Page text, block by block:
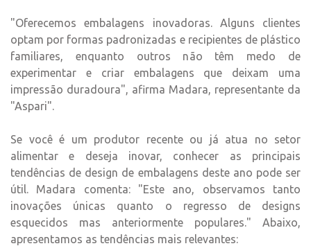
"Oferecemos embalagens inovadoras. Alguns clientes
optam por formas padronizadas e recipientes de plástico
familiares, enquanto outros não têm medo de
experimentar e criar embalagens que deixam uma
impressão duradoura", afirma Madara, representante da
"Aspari".
Se você é um produtor recente ou já atua no setor
alimentar e deseja inovar, conhecer as principais
tendências de design de embalagens deste ano pode ser
útil. Madara comenta: "Este ano, observamos tanto
inovações únicas quanto o regresso de designs
esquecidos mas anteriormente populares." Abaixo,
apresentamos as tendências mais relevantes: